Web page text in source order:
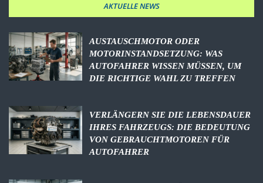
AKTUELLE NEWS
AUSTAUSCHMOTOR ODER
MOTORINSTANDSETZUNG: WAS
AUTOFAHRER WISSEN MÜSSEN, UM
DIE RICHTIGE WAHL ZU TREFFEN
VERLÄNGERN SIE DIE LEBENSDAUER
IHRES FAHRZEUGS: DIE BEDEUTUNG
VON GEBRAUCHTMOTOREN FÜR
AUTOFAHRER